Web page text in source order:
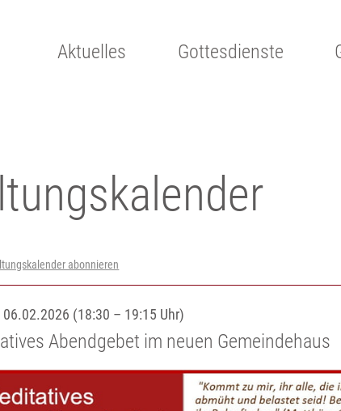
Aktuelles Gottesdienste
abonnieren
06.02.2026 (18:30 – 19:15 Uhr)
Abendgebet im neuen Gemeindehaus